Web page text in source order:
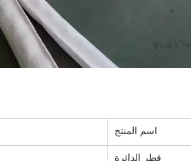
اسم المنتج
قطر الدائرة